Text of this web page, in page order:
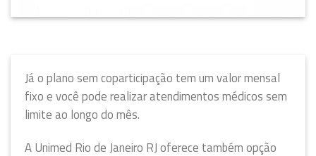
Já o plano sem coparticipação tem um valor mensal
fixo e você pode realizar atendimentos médicos sem
limite ao longo do mês.
A Unimed Rio de Janeiro RJ oferece também opção